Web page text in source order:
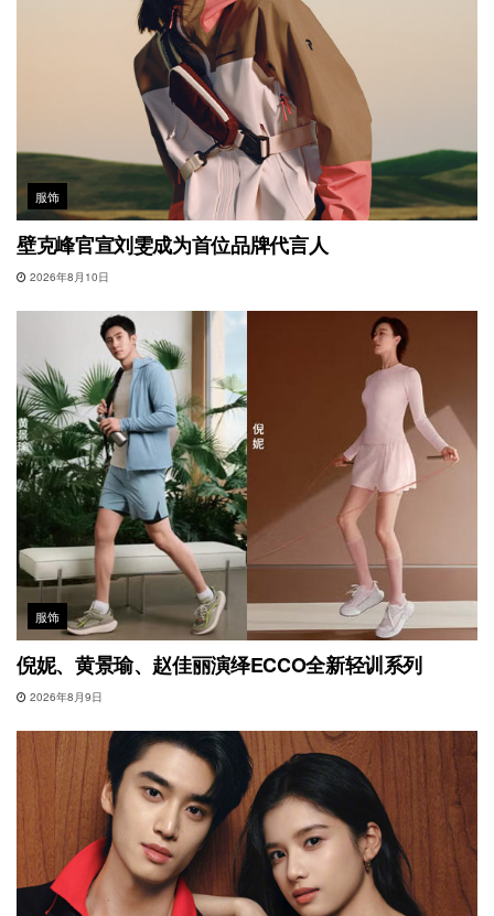
服饰
壁克峰官宣刘雯成为首位品牌代言人
2026年8月10日
服饰
倪妮、黄景瑜、赵佳丽演绎ECCO全新轻训系列
2026年8月9日